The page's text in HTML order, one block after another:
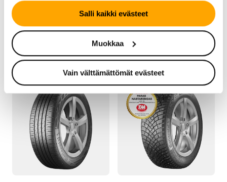
Salli kaikki evästeet
Muokkaa
Vain välttämättömät evästeet
KESÄRENGAS
Continental
ContiSportContact 5P
Continental
CrossContact LX Sport
ContiSeal